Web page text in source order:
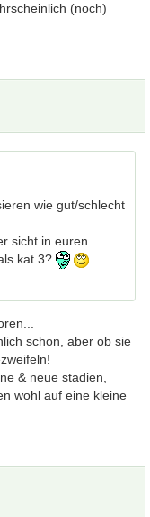
(noch)
wie gut/schlecht
sicht in euren
kat.3?
schon, aber ob sie
& neue stadien,
wohl auf eine kleine